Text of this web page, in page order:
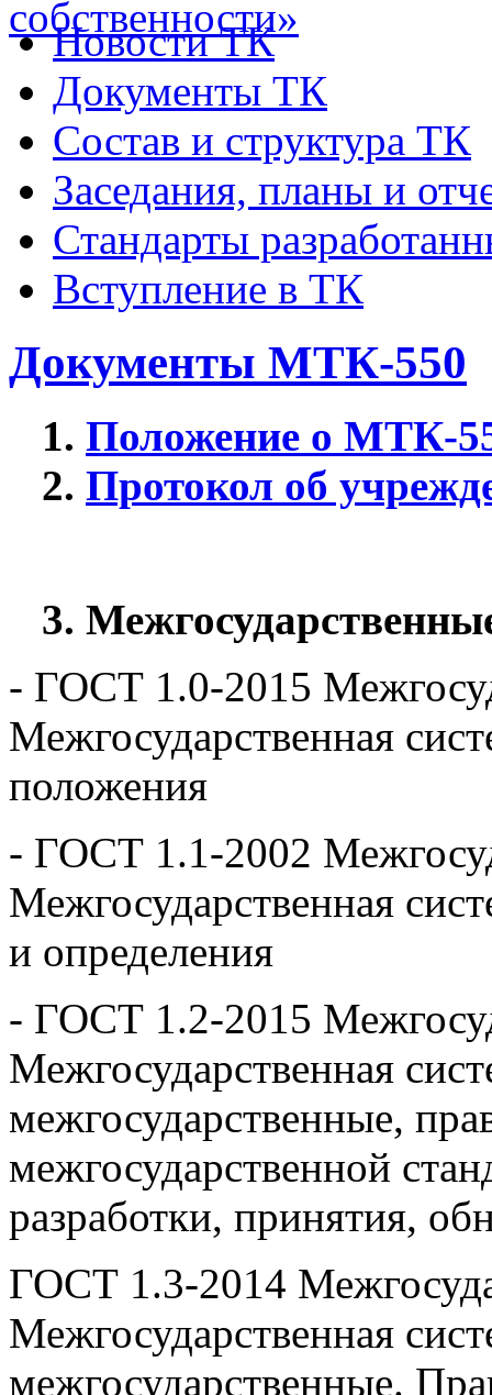
Новости ТК
Документы ТК
Состав и структура ТК
Заседания, планы и
Стандарты
Вступление в ТК
Документы МТК-550
1. Положение о МТК-
2. Протокол об
3.
- ГОСТ 1.0-2015
Межгосударственная
положения
- ГОСТ 1.1-2002
Межгосударственная
и определения
- ГОСТ 1.2-2015
Межгосударственная
межгосударственные,
межгосударственной
разработки, принятия,
ГОСТ 1.3-2014
Межгосударственная
межгосударственные.